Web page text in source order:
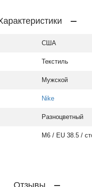
США
Текстиль
Мужской
Nike
Разноцветный
M6 / EU 38.5 /